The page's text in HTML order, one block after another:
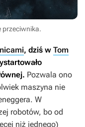
przeciwnika.
, dziś w Tom
Pozwala ono
maszyna nie
W
robotów, bo od
niż jednego)